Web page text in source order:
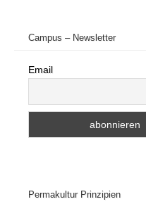
Campus – Newsletter
Email
Permakultur Prinzipien